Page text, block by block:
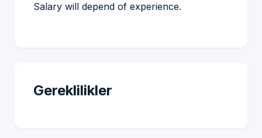
Salary will depend of experience.
Gereklilikler